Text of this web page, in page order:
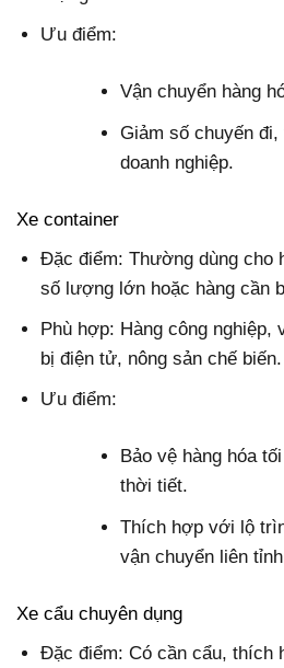
Ưu điểm:
Vận chuyển hàng
Giảm số chuyến
doanh nghiệp.
Xe container
Đặc điểm: Thường dùng cho
số lượng lớn hoặc hàng cần
Phù hợp: Hàng công nghiệp,
bị điện tử, nông sản chế biến.
Ưu điểm:
Bảo vệ hàng hóa
thời tiết.
Thích hợp với lộ
vận chuyển liên
Xe cẩu chuyên dụng
Đặc điểm: Có cần cẩu, thích